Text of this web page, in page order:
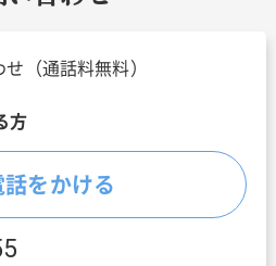
（通話料無料）
方
話をかける